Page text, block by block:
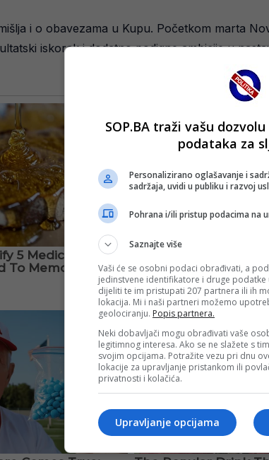
i o obavezama u Kupu. Početkom marta
iskorak i dodatno podigne ambicije u
SOP.BA traži vašu
podataka za
Personalizirano oglašavanje i
sadržaja, uvidi u publiku i razvoj
Pohrana i/ili pristup podacima na
Saznajte više
Vaši će se osobni podaci obrađivati, a
jedinstvene identifikatore i druge
dijeliti te im pristupati 207 partnera ili ih
lokacija. Mi i naši partneri možemo
geolociranju. Popis partnera.
Neki dobavljači mogu obrađivati vaše
legitimnog interesa. Ako se ne slažete s
svojim opcijama. Potražite vezu pri dnu
lokacije za upravljanje pristankom ili
privatnosti i kolačića.
Upravljanje opcijama